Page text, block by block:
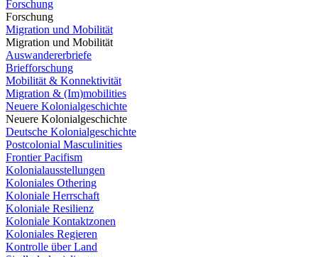
Forschung
Forschung
Migration und Mobilität
Migration und Mobilität
Auswandererbriefe
Briefforschung
Mobilität & Konnektivität
Migration & (Im)mobilities
Neuere Kolonialgeschichte
Neuere Kolonialgeschichte
Deutsche Kolonialgeschichte
Postcolonial Masculinities
Frontier Pacifism
Kolonialausstellungen
Koloniales Othering
Koloniale Herrschaft
Koloniale Resilienz
Koloniale Kontaktzonen
Koloniales Regieren
Kontrolle über Land